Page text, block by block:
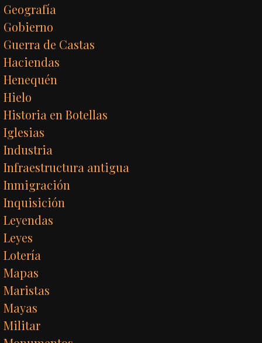
Geografía
Gobierno
Guerra de Castas
Haciendas
Henequén
Hielo
Historia en Botellas
Iglesias
Industria
Infraestructura antigua
Inmigración
Inquisición
Leyendas
Leyes
Lotería
Mapas
Maristas
Mayas
Militar